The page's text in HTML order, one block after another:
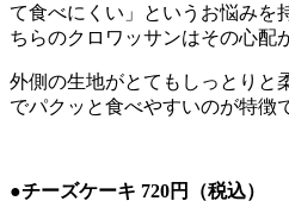
て食べにくい」というお悩みを
ちらのクロワッサンはその心配
外側の生地がとてもしっとりと
でパクッと食べやすいのが特徴
●チーズケーキ 720円（税込）